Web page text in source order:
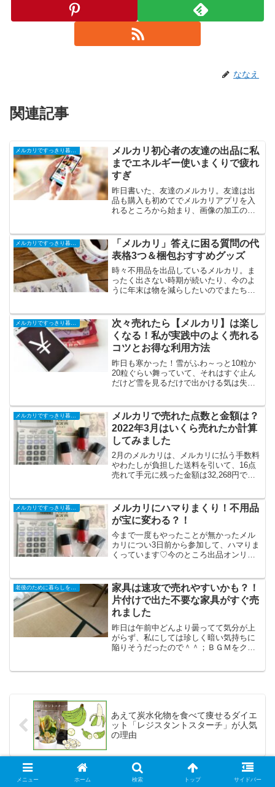
ななえ
関連記事
メルカリですっきり暮らす
メルカリ初心者の友達の出品に私
までエネルギー使いまくりで疲れ
すぎ
昨日書いた、友達のメルカリ。友達は出
品も購入も初めてでメルカリアプリを入
れるところから始まり、画像の加工のや
けないから自分でやってみてネ」と何回
も言ったのですが「無理」...
「メルカリ」答えに困る質問の代
表格3つ＆梱包おすすめグッズ
時々不用品を出品しているメルカリ。ま
ったく出さない時期が続いたり、今のよ
うに年末は物を減らしたいのでまたちょ
後悔はありません。そんなメルカリです
が、どう答えたら良いか困...
メルカリですっきり暮らす
次々売れたら【メルカリ】は楽し
くなる！私が実践中のよく売れる
コツとお得な利用方法
昨日も寒かった！雪がふわ～っと10粒か
20粒ぐらい舞っていて、それはすぐ止ん
だけど雪を見るだけで出かける気は失せ
あとは家にこもって確定申告の書類を完
成させました。やった...
メルカリで売れた点数と金額は？
2022年3月はいくら売れたか計算
してみました
2月のメルカリは、メルカリに払う手数料
やわたしが負担した送料を引いて、16点
売れて手元に残った金額は32,268円で
ら売れた？3月に売れたのは4点で手元に
残...
メルカリにハマりまくり！不用品
が宝に変わる？！
今まで一度もやったことが無かったメル
カリについ3日前から参加して、ハマりま
くっています♡今のところ出品オンリー
れて無かったので無防備にやってました
が、今は電話番号や住所...
老後のために暮らしを小さく
家具は速攻で売れやすいかも？！
片付けで出た不要な家具がすぐ売
れました
昨日は午前中どんより曇ってて気分が上
がらず、私にしては珍しく暗い気持ちに
陥りそうだったので＾＾；ＢＧＭをクラ
あえて炭水化物を食べて痩せるダイエ
ット「レジスタントスターチ」が人気
の理由
死ぬまで自分の足で歩きたい！わたし
メニュー ホーム 検索 トップ サイドバー